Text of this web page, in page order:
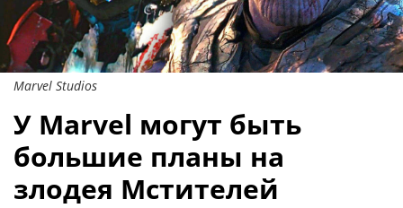
Marvel Studios
У Marvel могут быть
большие планы на
злодея Мстителей